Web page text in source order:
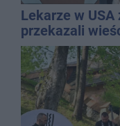
Lekarze w
przekazali